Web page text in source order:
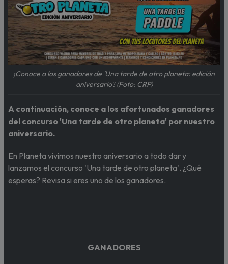
¡Conoce a los ganadores de 'Una tarde de otro planeta: edición
aniversario'! (Foto: CRP)
A continuación, conoce a los afortunados ganadores
del concurso 'Una tarde de otro planeta' por nuestro
aniversario.
En Planeta vivimos nuestro aniversario a todo dar y
lanzamos el concurso 'Una tarde de otro planeta'. ¿Qué
esperas? Revisa si eres uno de los ganadores.
GANADORES